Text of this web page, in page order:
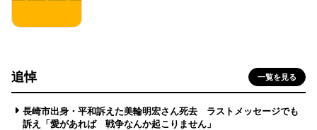
追悼 一覧を見る
長崎市出身・平和訴えた美輪明宏さん死去 ラストメッセージでも
訴え「愛があれば 戦争なんか起こりません」